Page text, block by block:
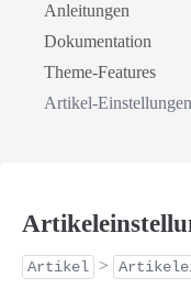
Anleitungen
Dokumentation
Theme-Features
Artikel-Einstellungen
Artikel >